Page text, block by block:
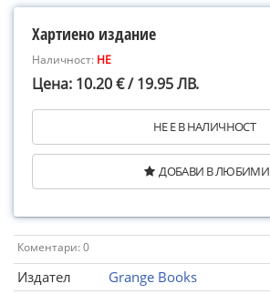
Хартиено издание
Наличност: НЕ
Цена: 10.20 € / 19.95 ЛВ.
НЕ Е В НАЛИЧНОСТ
ДОБАВИ В ЛЮБИМИ
Коментари: 0
Издател
Grange Books